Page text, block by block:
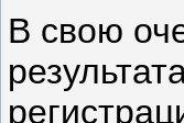
В свою